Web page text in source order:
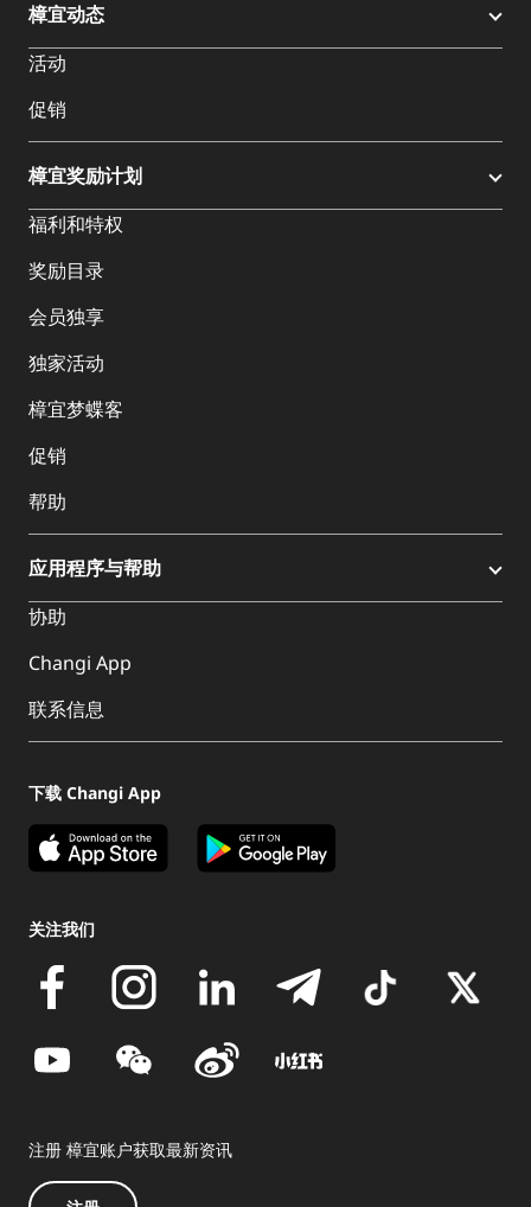
樟宜动态
活动
促销
樟宜奖励计划
福利和特权
奖励目录
会员独享
独家活动
樟宜梦蝶客
促销
帮助
应用程序与帮助
协助
Changi App
联系信息
下载 Changi App
关注我们
注册 樟宜账户获取最新资讯